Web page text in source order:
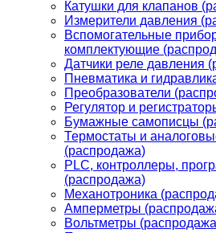
Катушки для клапанов
Измерители давления
Вспомогательные
комплектующие
Датчики реле давления
Пневматика и
Преобразователи
Регулятор и
Бумажные самописцы
Термостаты и
(распродажа)
PLС, контроллеры,
(распродажа)
Механотроника
Амперметры
Вольтметры